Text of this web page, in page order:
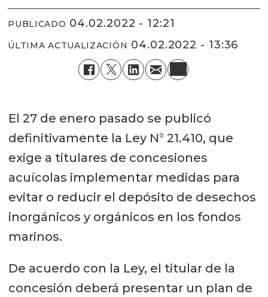
PUBLICADO 04.02.2022 - 12:21
ÚLTIMA ACTUALIZACIÓN 04.02.2022 - 13:36
El 27 de enero pasado se publicó
definitivamente la Ley N° 21.410, que
exige a titulares de concesiones
acuícolas implementar medidas para
evitar o reducir el depósito de desechos
inorgánicos y orgánicos en los fondos
marinos.
De acuerdo con la Ley, el titular de la
concesión deberá presentar un plan de